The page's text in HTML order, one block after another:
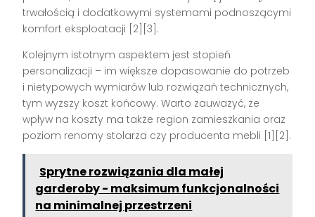
trwałością i dodatkowymi systemami podnoszącymi
komfort eksploatacji [2][3] .
Kolejnym istotnym aspektem jest stopień
personalizacji – im większe dopasowanie do potrzeb
i nietypowych wymiarów lub rozwiązań technicznych,
tym wyższy koszt końcowy. Warto zauważyć, że
wpływ na koszty ma także region zamieszkania oraz
poziom renomy stolarza czy producenta mebli [1][2] .
Sprytne rozwiązania dla małej
garderoby - maksimum funkcjonalności
na minimalnej przestrzeni